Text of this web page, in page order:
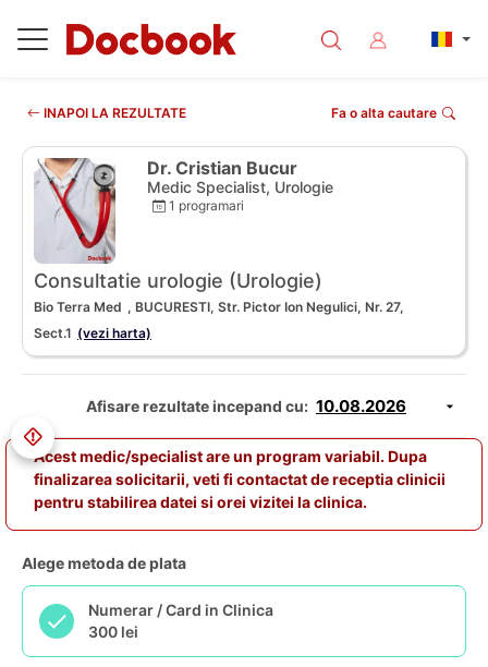
INAPOI LA REZULTATE Fa o alta cautare
Dr. Cristian Bucur
Medic Specialist, Urologie
1 programari
Consultatie urologie (Urologie)
Bio Terra Med , BUCURESTI, Str. Pictor Ion Negulici, Nr. 27,
Sect.1 (vezi harta)
Afisare rezultate incepand cu:
Acest medic/specialist are un program variabil. Dupa
finalizarea solicitarii, veti fi contactat de receptia clinicii
pentru stabilirea datei si orei vizitei la clinica.
Alege metoda de plata
Numerar / Card in Clinica
300 lei